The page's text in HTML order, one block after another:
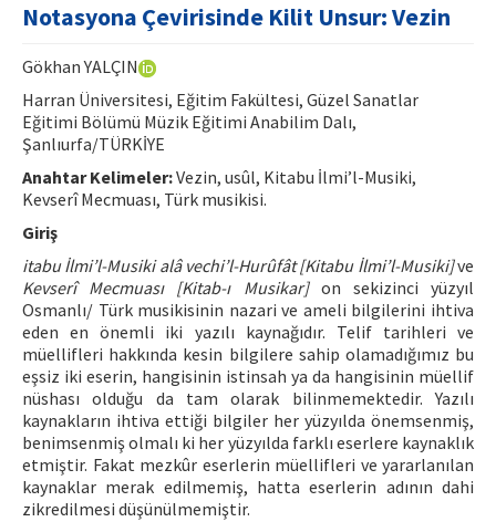
İletişim
ISSN: 1010-867X · e-ISSN: 2667-8713
Notasyona Çevirisinde Kilit Unsur: Vezin
Gökhan YALÇIN
Harran Üniversitesi, Eğitim Fakültesi, Güzel Sanatlar
Eğitimi Bölümü Müzik Eğitimi Anabilim Dalı,
Şanlıurfa/TÜRKİYE
Anahtar Kelimeler:Vezin, usûl, Kitabu İlmi’l-Musiki,
Kevserî Mecmuası, Türk musikisi.
Giriş
itabu İlmi’l-Musiki alâ vechi’l-Hurûfât [Kitabu İlmi’l-Musiki]ve
Kevserî Mecmuası [Kitab-ı Musikar]on sekizinci yüzyıl
Osmanlı/ Türk musikisinin nazari ve ameli bilgilerini ihtiva
eden en önemli iki yazılı kaynağıdır. Telif tarihleri ve
müellifleri hakkında kesin bilgilere sahip olamadığımız bu
eşsiz iki eserin, hangisinin istinsah ya da hangisinin müellif
nüshası olduğu da tam olarak bilinmemektedir. Yazılı
kaynakların ihtiva ettiği bilgiler her yüzyılda önemsenmiş,
benimsenmiş olmalı ki her yüzyılda farklı eserlere kaynaklık
etmiştir. Fakat mezkûr eserlerin müellifleri ve yararlanılan
kaynaklar merak edilmemiş, hatta eserlerin adının dahi
zikredilmesi düşünülmemiştir.